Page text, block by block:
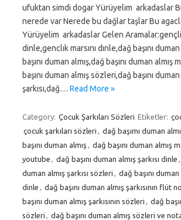
ufuktan simdi dogar Yürüyelim arkadaslar
nerede var Nerede bu dağlar taşlar Bu
Yürüyelim arkadaslar Gelen
dinle,genclık marsını dınle,dağ başını
başını duman almış,dağ başını duman almış
başını duman almış sözleri,dağ başını duman
şarkısı,dağ… Read More »
Category: Çocuk Şarkıları Sözleri Etiketler:
çocuk şarkıları sözleri
dağ başımı duman
başını duman almış
dağ başını duman almış
youtube
dağ başını duman almış şarkısı dinle
duman almış şarkısı sözleri
dağ başını duman
dinle
dağ başını duman almış şarkısının flüt
başını duman almış şarkısının sözleri
dağ
sözleri
dağ başını duman almış sözleri ve